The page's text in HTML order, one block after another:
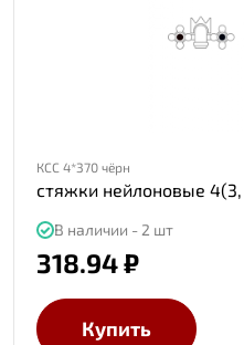
КСС 4*370 чёрн
стяжки нейлоновые
В наличии - 2 шт
318.94 ₽
Купить